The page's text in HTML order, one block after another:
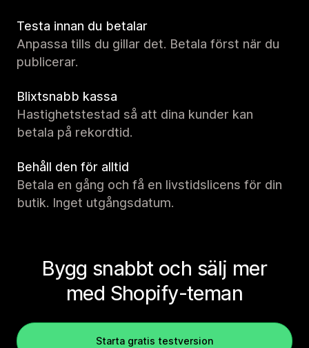
Testa innan du betalar
Anpassa tills du gillar det. Betala först när du
publicerar.
Blixtsnabb kassa
Hastighetstestad så att dina kunder kan
betala på rekordtid.
Behåll den för alltid
Betala en gång och få en livstidslicens för din
butik. Inget utgångsdatum.
Bygg snabbt och sälj mer
med Shopify-teman
Starta gratis testversion